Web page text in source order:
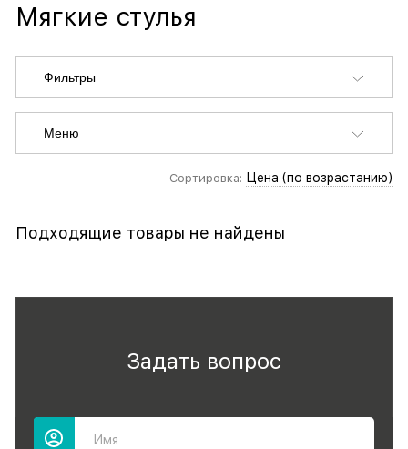
Мягкие стулья
Фильтры
Меню
Сортировка: Цена (по возрастанию)
Подходящие товары не найдены
Задать вопрос
Имя